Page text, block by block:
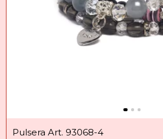
Pulsera Art. 93068-4